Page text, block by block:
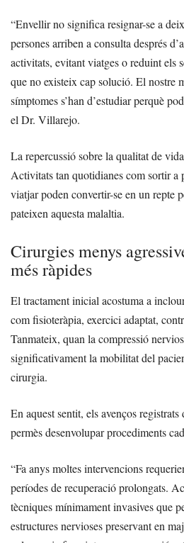
“Envellir no significa resignar-se a
persones arriben a consulta després
activitats, evitant viatges o reduint els
que no existeix cap solució. El nostre
símptomes s’han d’estudiar perquè
el Dr. Villarejo.
La repercussió sobre la qualitat de
Activitats tan quotidianes com sortir a
viatjar poden convertir-se en un repte
pateixen aquesta malaltia.
Cirurgies menys
més ràpides
El tractament inicial acostuma a
com fisioteràpia, exercici adaptat,
Tanmateix, quan la compressió
significativament la mobilitat del
cirurgia.
En aquest sentit, els avenços
permès desenvolupar procediments
“Fa anys moltes intervencions
períodes de recuperació prolongats.
tècniques mínimament invasives que
estructures nervioses preservant en